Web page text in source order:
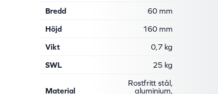
Bredd 60 mm
Höjd 160 mm
Vikt 0,7 kg
SWL 25 kg
Material
Rostfritt stål,
aluminium,